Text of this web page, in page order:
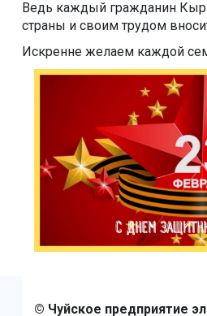
Ведь каждый гражданин
страны и своим трудом
Искренне желаем каждой
© Чуйское предприятие